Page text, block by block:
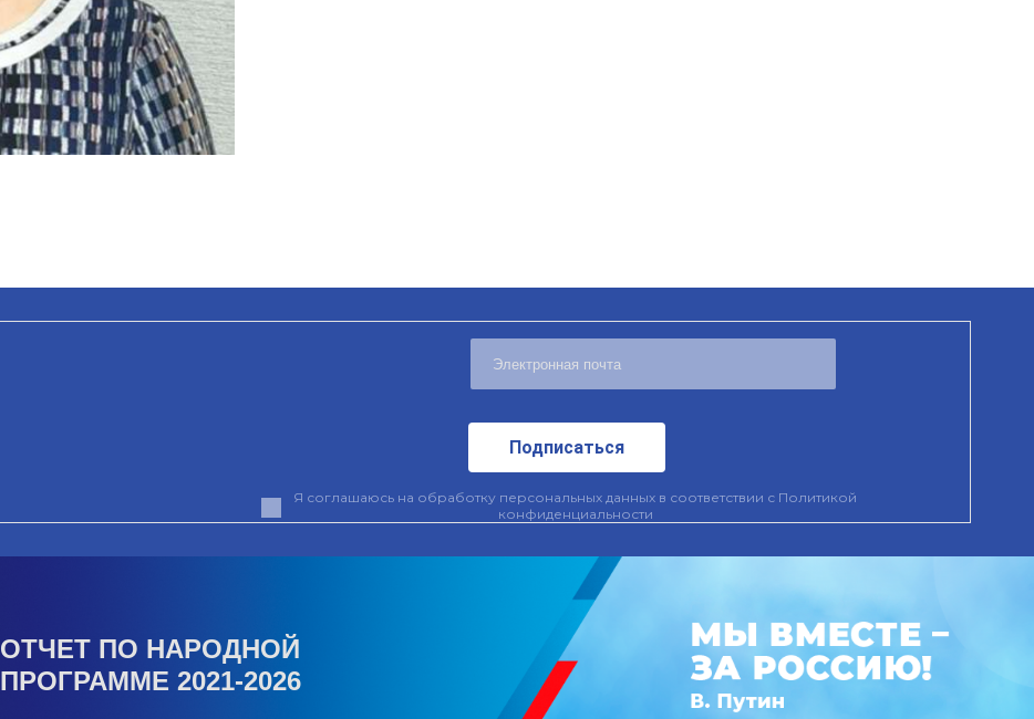
Подписаться
Я соглашаюсь на обработку персональных данных в соответствии с Политикой
конфиденциальности
ОТЧЕТ ПО НАРОДНОЙ
ПРОГРАММЕ 2021-2026